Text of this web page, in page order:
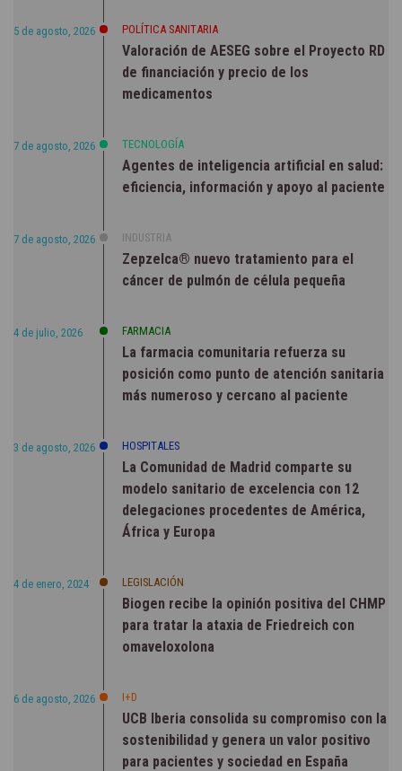
5 de agosto, 2026 POLÍTICA SANITARIA
Valoración de AESEG sobre el Proyecto RD
de financiación y precio de los
medicamentos
7 de agosto, 2026 TECNOLOGÍA
Agentes de inteligencia artificial en salud:
eficiencia, información y apoyo al paciente
7 de agosto, 2026 INDUSTRIA
Zepzelca® nuevo tratamiento para el
cáncer de pulmón de célula pequeña
4 de julio, 2026 FARMACIA
La farmacia comunitaria refuerza su
posición como punto de atención sanitaria
más numeroso y cercano al paciente
3 de agosto, 2026 HOSPITALES
La Comunidad de Madrid comparte su
modelo sanitario de excelencia con 12
delegaciones procedentes de América,
África y Europa
4 de enero, 2024 LEGISLACIÓN
Biogen recibe la opinión positiva del CHMP
para tratar la ataxia de Friedreich con
omaveloxolona
6 de agosto, 2026 I+D
UCB Iberia consolida su compromiso con la
sostenibilidad y genera un valor positivo
para pacientes y sociedad en España